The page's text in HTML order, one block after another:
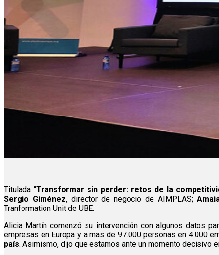
Titulada “Transformar sin perder: retos de la
Sergio Giménez, director de negocio de AIMPLAS;
Tranformation Unit de UBE.
Alicia Martín comenzó su intervención con algunos datos
empresas en Europa y a más de 97.000 personas en 4.000
país. Asimismo, dijo que estamos ante un momento decisivo